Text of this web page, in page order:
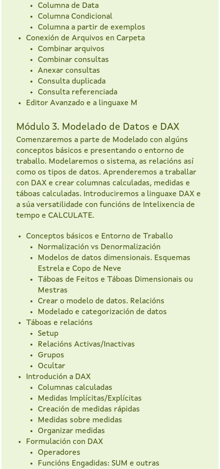
Columna de Data
Columna Condicional
Columna a partir de exemplos
Conexión de Arquivos en Carpeta
Combinar arquivos
Combinar consultas
Anexar consultas
Consulta duplicada
Consulta referenciada
Editor Avanzado e a linguaxe M
Módulo 3. Modelado de Datos e DAX
Comenzaremos a parte de Modelado con algúns
conceptos básicos e presentando o entorno de
traballo. Modelaremos o sistema, as relacións así
como os tipos de datos. Aprenderemos a traballar
con DAX e crear columnas calculadas, medidas e
táboas calculadas. Introduciremos a linguaxe DAX e
a súa versatilidade con funcións de Intelixencia de
tempo e CALCULATE.
Conceptos básicos e Entorno de Traballo
Normalización vs Denormalización
Modelos de datos dimensionais. Esquemas
Estrela e Copo de Neve
Táboas de Feitos e Táboas Dimensionais ou
Mestras
Crear o modelo de datos. Relacións
Modelado e categorización de datos
Táboas e relacións
Setup
Relacións Activas/Inactivas
Grupos
Ocultar
Introdución a DAX
Columnas calculadas
Medidas Implícitas/Explícitas
Creación de medidas rápidas
Medidas sobre medidas
Organizar medidas
Formulación con DAX
Operadores
Funcións Engadidas: SUM e outras